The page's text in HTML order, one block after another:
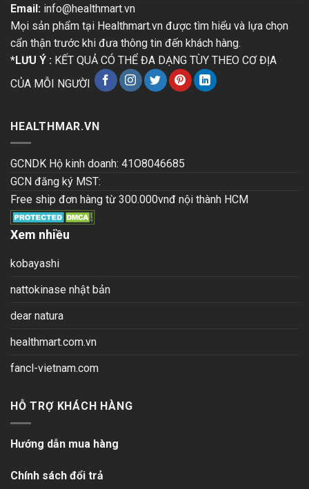
Email: info@healthmart.vn
Mọi sản phẩm tại Healthmart.vn được tìm hiểu và lựa chọn
cẩn thận trước khi đưa thông tin đến khách hàng.
*LƯU Ý : KẾT QUẢ CÓ THỂ ĐA DẠNG TÙY THEO CƠ ĐỊA
CỦA MỖI NGƯỜI
HEALTHMAR.VN
GCNDK Hộ kinh doanh: 41O8046685
GCN đăng ký MST:
Free ship đơn hàng từ 300.000vnđ nội thành HCM
Xem nhiều
kobayashi
nattokinase nhật bản
dear natura
healthmart.com.vn
fancl-vietnam.com
HỖ TRỢ KHÁCH HÀNG
Hướng dẫn mua hàng
Chính sách đổi trả